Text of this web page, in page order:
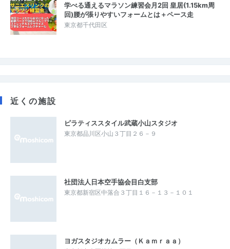
学べる通えるマラソン練習会月2回 皇居(1.15km周
回)腰が張りやすいフォームとは＋ペース走
東京都千代田区
近くの施設
ピラティススタイル武蔵小山スタジオ
東京都品川区小山３丁目２６－９
社団法人日本空手協会目白支部
東京都新宿区中落合３丁目１６－１３－１０１
ヨガスタジオカムラー（Ｋａｍｒａａ）